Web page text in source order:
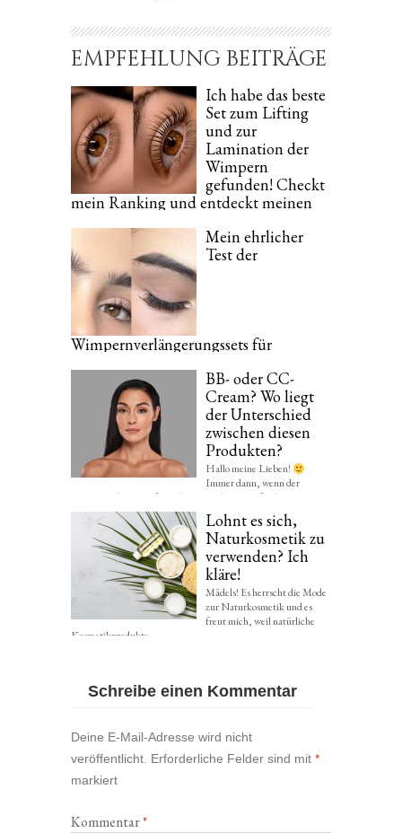
EMPFEHLUNG BEITRÄGE
Ich habe das beste
Set zum Lifting
und zur
Lamination der
Wimpern
gefunden! Checkt
mein Ranking und entdeckt meinen
Wer meinen Blog regelmäßig lest, hat sicherlich bemerkt, dass
ich total verrückt bin, wenn es um...
Mein ehrlicher
Test der
Wimpernverlängerungssets für
Produktvergleich!
Ich muss ganz am Anfang schreiben, dass meine Naturwimpern
eine echte Katastrophe sind. Da das Ankleben...
BB- oder CC-
Cream? Wo liegt
der Unterschied
zwischen diesen
Produkten?
Hallo meine Lieben!
Immer dann, wenn der
Sommer sich mit großen Schritten nähert, greife ich...
Lohnt es sich,
Naturkosmetik zu
verwenden? Ich
kläre!
Mädels! Es herrscht die Mode
zur Naturkosmetik und es
freut mich, weil natürliche
Kosmetikprodukte...
Schreibe einen Kommentar
Deine E-Mail-Adresse wird nicht
veröffentlicht. Erforderliche Felder sind mit *
markiert
Kommentar*